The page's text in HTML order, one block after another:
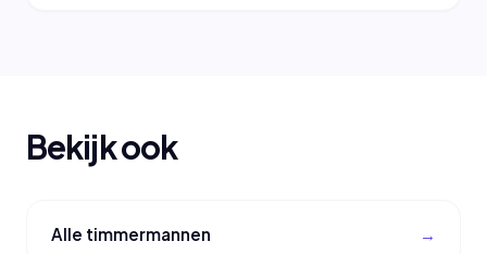
Bekijk ook
Alle timmermannen